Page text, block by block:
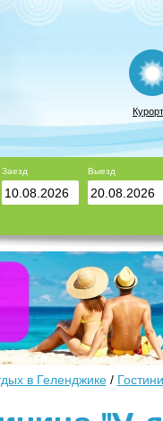
Заезд Выезд
в Геленджике/